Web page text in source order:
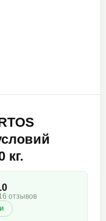
кг.
отзывов